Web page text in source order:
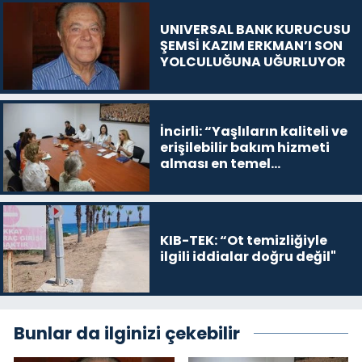
UNIVERSAL BANK KURUCUSU
ŞEMSİ KAZIM ERKMAN’I SON
YOLCULUĞUNA UĞURLUYOR
İncirli: “Yaşlıların kaliteli ve
erişilebilir bakım hizmeti
alması en temel
KIB-TEK: “Ot temizliğiyle
ilgili iddialar doğru değil"
Bunlar da ilginizi çekebilir